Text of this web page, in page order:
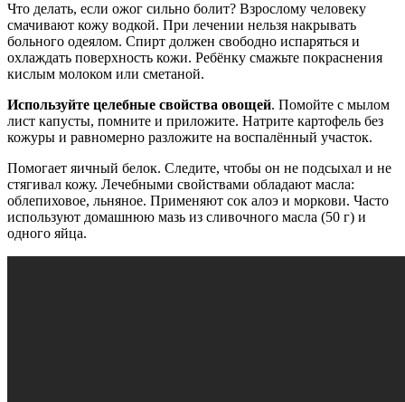
Что делать, если ожог сильно болит? Взрослому человеку
смачивают кожу водкой. При лечении нельзя накрывать
больного одеялом. Спирт должен свободно испаряться и
охлаждать поверхность кожи. Ребёнку смажьте покраснения
кислым молоком или сметаной.
Используйте целебные свойства овощей. Помойте с мылом
лист капусты, помните и приложите. Натрите картофель без
кожуры и равномерно разложите на воспалённый участок.
Помогает яичный белок. Следите, чтобы он не подсыхал и не
стягивал кожу. Лечебными свойствами обладают масла:
облепиховое, льняное. Применяют сок алоэ и моркови. Часто
используют домашнюю мазь из сливочного масла (50 г) и
одного яйца.